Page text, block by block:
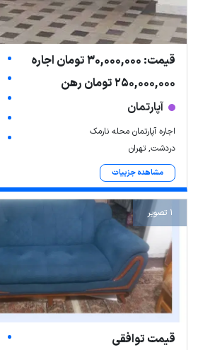
قیمت: 30,000,000 تومان اجاره
250,000,000 تومان رهن
آپارتمان
اجاره آپارتمان محله نارمک
دردشت, تهران
مشاهده جزییات
1 تصویر
قیمت توافقی